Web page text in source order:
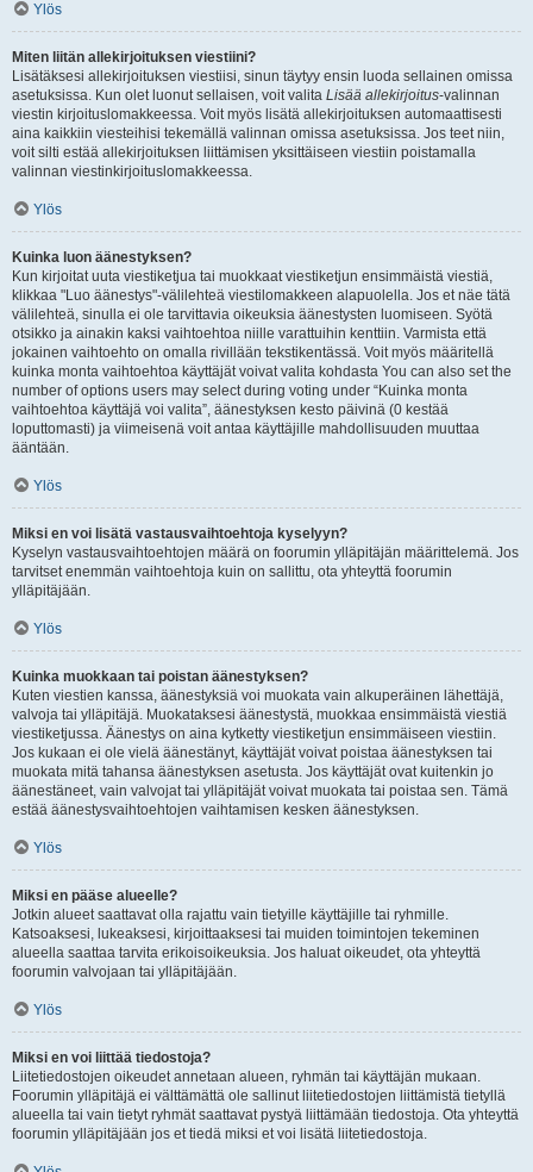
Ylös
Miten liitän allekirjoituksen viestiini?
Lisätäksesi allekirjoituksen viestiisi, sinun täytyy ensin luoda sellainen omissa
asetuksissa. Kun olet luonut sellaisen, voit valita Lisää allekirjoitus-valinnan
viestin kirjoituslomakkeessa. Voit myös lisätä allekirjoituksen automaattisesti
aina kaikkiin viesteihisi tekemällä valinnan omissa asetuksissa. Jos teet niin,
voit silti estää allekirjoituksen liittämisen yksittäiseen viestiin poistamalla
valinnan viestinkirjoituslomakkeessa.
Ylös
Kuinka luon äänestyksen?
Kun kirjoitat uuta viestiketjua tai muokkaat viestiketjun ensimmäistä viestiä,
klikkaa "Luo äänestys"-välilehteä viestilomakkeen alapuolella. Jos et näe tätä
välilehteä, sinulla ei ole tarvittavia oikeuksia äänestysten luomiseen. Syötä
otsikko ja ainakin kaksi vaihtoehtoa niille varattuihin kenttiin. Varmista että
jokainen vaihtoehto on omalla rivillään tekstikentässä. Voit myös määritellä
kuinka monta vaihtoehtoa käyttäjät voivat valita kohdasta You can also set the
number of options users may select during voting under “Kuinka monta
vaihtoehtoa käyttäjä voi valita”, äänestyksen kesto päivinä (0 kestää
loputtomasti) ja viimeisenä voit antaa käyttäjille mahdollisuuden muuttaa
ääntään.
Ylös
Miksi en voi lisätä vastausvaihtoehtoja kyselyyn?
Kyselyn vastausvaihtoehtojen määrä on foorumin ylläpitäjän määrittelemä. Jos
tarvitset enemmän vaihtoehtoja kuin on sallittu, ota yhteyttä foorumin
ylläpitäjään.
Ylös
Kuinka muokkaan tai poistan äänestyksen?
Kuten viestien kanssa, äänestyksiä voi muokata vain alkuperäinen lähettäjä,
valvoja tai ylläpitäjä. Muokataksesi äänestystä, muokkaa ensimmäistä viestiä
viestiketjussa. Äänestys on aina kytketty viestiketjun ensimmäiseen viestiin.
Jos kukaan ei ole vielä äänestänyt, käyttäjät voivat poistaa äänestyksen tai
muokata mitä tahansa äänestyksen asetusta. Jos käyttäjät ovat kuitenkin jo
äänestäneet, vain valvojat tai ylläpitäjät voivat muokata tai poistaa sen. Tämä
estää äänestysvaihtoehtojen vaihtamisen kesken äänestyksen.
Ylös
Miksi en pääse alueelle?
Jotkin alueet saattavat olla rajattu vain tietyille käyttäjille tai ryhmille.
Katsoaksesi, lukeaksesi, kirjoittaaksesi tai muiden toimintojen tekeminen
alueella saattaa tarvita erikoisoikeuksia. Jos haluat oikeudet, ota yhteyttä
foorumin valvojaan tai ylläpitäjään.
Ylös
Miksi en voi liittää tiedostoja?
Liitetiedostojen oikeudet annetaan alueen, ryhmän tai käyttäjän mukaan.
Foorumin ylläpitäjä ei välttämättä ole sallinut liitetiedostojen liittämistä tietyllä
alueella tai vain tietyt ryhmät saattavat pystyä liittämään tiedostoja. Ota yhteyttä
foorumin ylläpitäjään jos et tiedä miksi et voi lisätä liitetiedostoja.